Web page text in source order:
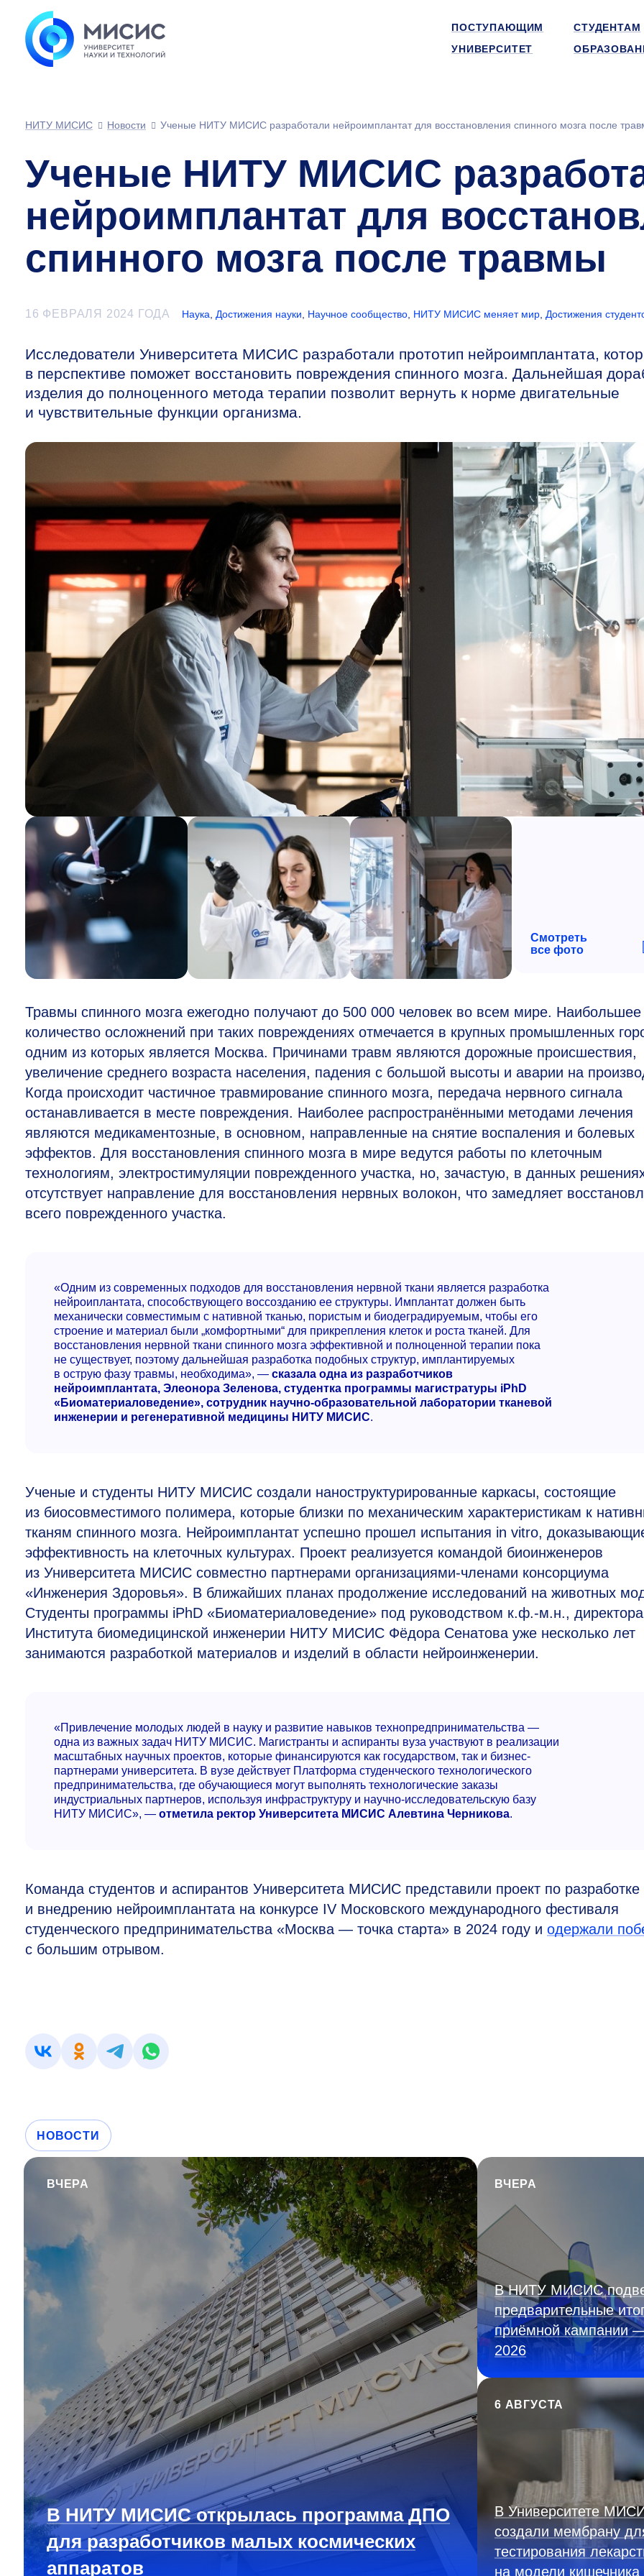
ПОСТУПАЮЩИМ
СТУДЕНТАМ
УНИВЕРСИТЕТ
НИТУ МИСИС Новости Ученые НИТУ МИСИС разработали нейроимплантат для восстановления спинного мозга после
Ученые НИТУ МИСИС
нейроимплантат для
спинного мозга после травмы
16 ФЕВРАЛЯ 2024 ГОДА Наука Достижения науки Научное сообщество НИТУ МИСИС меняет мир Достижения
Исследователи Университета МИСИС разработали прототип нейроимплантата,
в перспективе поможет восстановить повреждения спинного мозга. Дальнейшая
изделия до полноценного метода терапии позволит вернуть к норме двигательные
и чувствительные функции организма.
Смотреть
все фото
Травмы спинного мозга ежегодно получают до 500 000 человек во всем мире. Наибольшее
количество осложнений при таких повреждениях отмечается в крупных промышленных
одним из которых является Москва. Причинами травм являются дорожные происшествия,
увеличение среднего возраста населения, падения с большой высоты и аварии на
Когда происходит частичное травмирование спинного мозга, передача нервного сигнала
останавливается в месте повреждения. Наиболее распространёнными методами лечения
являются медикаментозные, в основном, направленные на снятие воспаления и болевых
эффектов. Для восстановления спинного мозга в мире ведутся работы по клеточным
технологиям, электростимуляции поврежденного участка, но, зачастую, в данных
отсутствует направление для восстановления нервных волокон, что замедляет
всего поврежденного участка.
«Одним из современных подходов для восстановления нервной ткани является разработка
нейроиплантата, способствующего воссозданию ее структуры. Имплантат должен быть
механически совместимым с нативной тканью, пористым и биодеградируемым, чтобы его
строение и материал были „комфортными“ для прикрепления клеток и роста тканей. Для
восстановления нервной ткани спинного мозга эффективной и полноценной терапии пока
не существует, поэтому дальнейшая разработка подобных структур, имплантируемых
в острую фазу травмы, необходима», — сказала одна из разработчиков
нейроимплантата, Элеонора Зеленова, студентка программы магистратуры iPhD
«Биоматериаловедение», сотрудник научно-образовательной лаборатории тканевой
инженерии и регенеративной медицины НИТУ МИСИС.
Ученые и студенты НИТУ МИСИС создали наноструктурированные каркасы, состоящие
из биосовместимого полимера, которые близки по механическим характеристикам к
тканям спинного мозга. Нейроимплантат успешно прошел испытания in vitro,
эффективность на клеточных культурах. Проект реализуется командой биоинженеров
из Университета МИСИС совместно партнерами организациями-членами консорциума
«Инженерия Здоровья». В ближайших планах продолжение исследований на животных
Студенты программы iPhD «Биоматериаловедение» под руководством к.ф.-м.н., директора
Института биомедицинской инженерии НИТУ МИСИС Фёдора Сенатова уже несколько лет
занимаются разработкой материалов и изделий в области нейроинженерии.
«Привлечение молодых людей в науку и развитие навыков технопредпринимательства —
одна из важных задач НИТУ МИСИС. Магистранты и аспиранты вуза участвуют в реализации
масштабных научных проектов, которые финансируются как государством, так и бизнес-
партнерами университета. В вузе действует Платформа студенческого технологического
предпринимательства, где обучающиеся могут выполнять технологические заказы
индустриальных партнеров, используя инфраструктуру и научно-исследовательскую базу
НИТУ МИСИС», — отметила ректор Университета МИСИС Алевтина Черникова.
Команда студентов и аспирантов Университета МИСИС представили проект по разработке
и внедрению нейроимплантата на конкурсе IV Московского международного фестиваля
студенческого предпринимательства «Москва — точка старта» в 2024 году и одержали
с большим отрывом.
НОВОСТИ
ВЧЕРА
В НИТУ МИСИС открылась программа ДПО
для разработчиков малых космических
аппаратов
ВЧЕРА
В НИТУ МИСИС
предварительные
приёмной кампании
2026
6 АВГУСТА
В Университете
создали мембрану
тестирования
на модели кишечника